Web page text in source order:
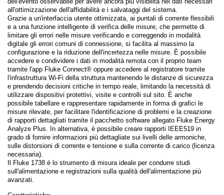
all'ottimizzazione dell'affidabilità e i salvataggi del sistema.
Grazie a un'interfaccia utente ottimizzata, ai puntali di corrente flessibili
e a una funzione intelligente di verifica delle misure, che permette di
limitare gli errori nelle misure verificando e correggendo in modalità
digitale gli errori comuni di connessione, si facilita al massimo la
configurazione e la riduzione dell'incertezza nelle misure. È possibile
accedere e condividere i dati in modalità remota con il proprio team
tramite l'app Fluke Connect® oppure accedere al registratore tramite
l'infrastruttura Wi-Fi della struttura mantenendo le distanze di sicurezza
e prendendo decisioni critiche in tempo reale, limitando la necessità di
utilizzare dispositivi protettivi, visite e controlli sul sito. È anche
possibile tabellare e rappresentare rapidamente in forma di grafici le
misure rilevate, per facilitare l'identificazione di problemi e la creazione
di rapporti dettagliati tramite il pacchetto software allegato Fluke Energy
Analyze Plus. In alternativa, è possibile creare rapporti IEEE519 in
grado di fornire informazioni più dettagliate sui livelli delle armoniche,
sulle distorsioni di corrente e tensione e sulla corrente di carico (licenza
necessaria).
Il Fluke 1738 è lo strumento di misura ideale per condurre studi
sull'alimentazione e registrazioni sulla qualità dell'alimentazione più
avanzati.